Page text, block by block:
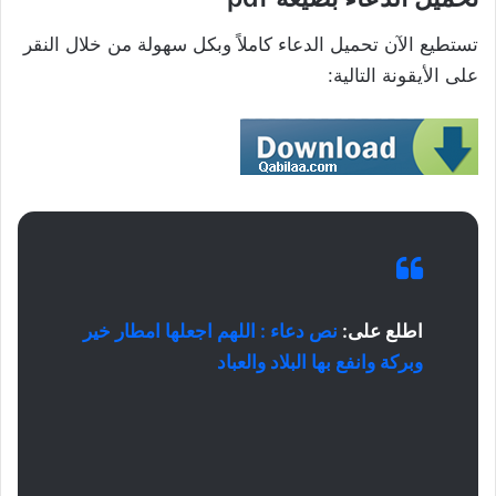
تستطيع الآن تحميل الدعاء كاملاً وبكل سهولة من خلال النقر
على الأيقونة التالية:
اطلع على: نص دعاء : اللهم اجعلها امطار خير
وبركة وانفع بها البلاد والعباد